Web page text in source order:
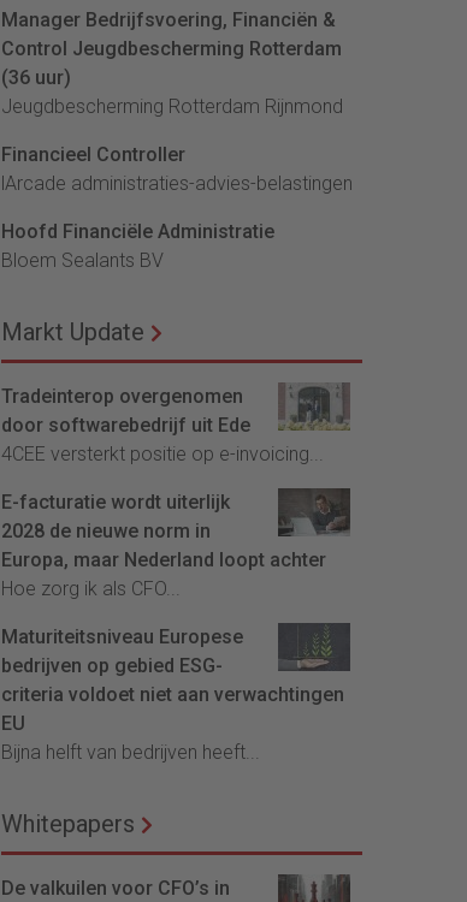
Manager Bedrijfsvoering, Financiën &
Control Jeugdbescherming Rotterdam
(36 uur)
Jeugdbescherming Rotterdam Rijnmond
Financieel Controller
lArcade administraties-advies-belastingen
Hoofd Financiële Administratie
Bloem Sealants BV
Markt Update
Tradeinterop overgenomen
door softwarebedrijf uit Ede
4CEE versterkt positie op e-invoicing...
E-facturatie wordt uiterlijk
2028 de nieuwe norm in
Europa, maar Nederland loopt achter
Hoe zorg ik als CFO...
Maturiteitsniveau Europese
bedrijven op gebied ESG-
criteria voldoet niet aan verwachtingen
EU
Bijna helft van bedrijven heeft...
Whitepapers
De valkuilen voor CFO’s in